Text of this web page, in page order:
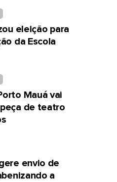
eleição para
da Escola
Mauá vai
de teatro
envio de
a